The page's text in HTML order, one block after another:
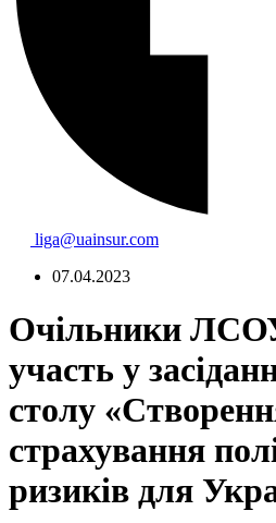
liga@uainsur.com
07.04.2023
Очільники
участь у
столу
страхування
ризиків для